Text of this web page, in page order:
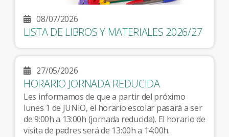
08/07/2026
LISTA DE LIBROS Y MATERIALES 2026/27
27/05/2026
HORARIO JORNADA REDUCIDA
Les informamos de que a partir del próximo
lunes 1 de JUNIO, el horario escolar pasará a ser
de 9:00h a 13:00h (jornada reducida). El horario de
visita de padres será de 13:00h a 14:00h.